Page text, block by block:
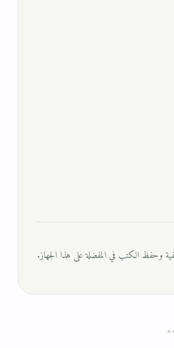
وحفظ الكتب في المفضلة على هذا الجهاز.